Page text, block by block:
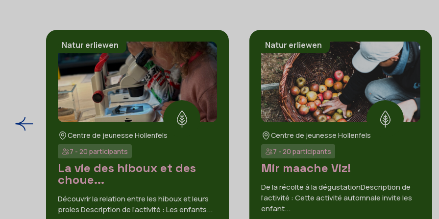
Natur erliewen
Centre de jeunesse Hollenfels
7 - 20 participants
La vie des hiboux et des
choue...
Découvrir la relation entre les hiboux et leurs
proies Description de l’activité : Les enfants...
Natur erliewen
Centre de jeunesse Hollenfels
7 - 20 participants
Mir maache Viz!
De la récolte à la dégustationDescription de
l’activité : Cette activité automnale invite les
enfant...